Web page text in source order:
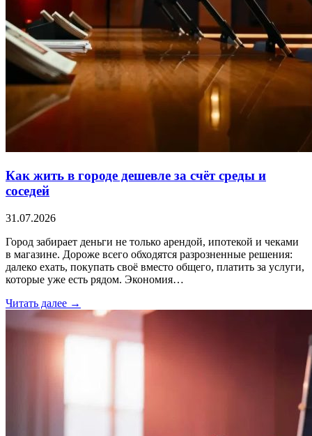
Как жить в городе дешевле за счёт среды и
соседей
31.07.2026
Город забирает деньги не только арендой, ипотекой и чеками
в магазине. Дороже всего обходятся разрозненные решения:
далеко ехать, покупать своё вместо общего, платить за услуги,
которые уже есть рядом. Экономия…
Читать далее →